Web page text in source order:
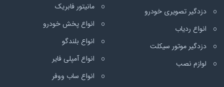
دزدگیر تصویری خودرو
انواع ردیاب
دزدگیر موتور سیکلت
لوازم نصب
مانیتور فابریک
انواع پخش خودرو
انواع بلندگو
انواع آمپلی فایر
انواع ساب ووفر